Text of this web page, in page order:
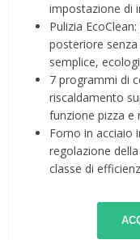
impostazione di
Pulizia
posteriore
semplice,
7 programmi di
riscaldamento
funzione pizza e
Forno in acciaio
regolazione
classe di